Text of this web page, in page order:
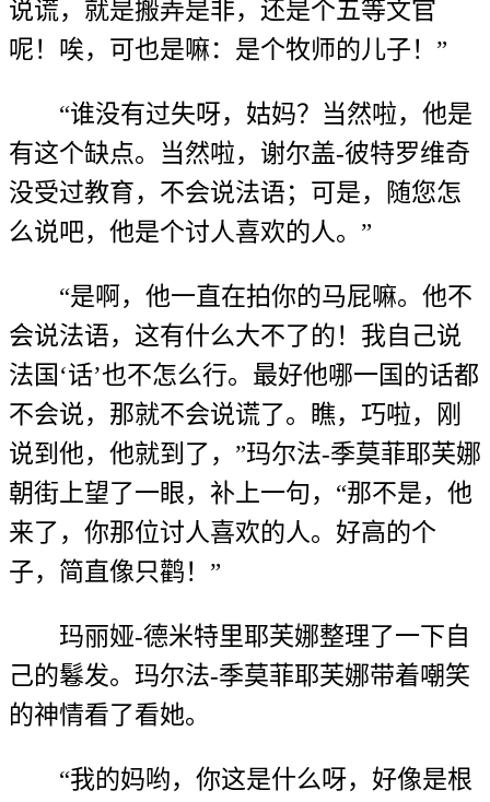
说谎，就是搬弄是非，还是个五等文官
呢！唉，可也是嘛：是个牧师的儿子！”
“谁没有过失呀，姑妈？当然啦，他是
有这个缺点。当然啦，谢尔盖-彼特罗维奇
没受过教育，不会说法语；可是，随您怎
么说吧，他是个讨人喜欢的人。”
“是啊，他一直在拍你的马屁嘛。他不
会说法语，这有什么大不了的！我自己说
法国‘话’也不怎么行。最好他哪一国的话都
不会说，那就不会说谎了。瞧，巧啦，刚
说到他，他就到了，”玛尔法-季莫菲耶芙娜
朝街上望了一眼，补上一句，“那不是，他
来了，你那位讨人喜欢的人。好高的个
子，简直像只鹳！”
玛丽娅-德米特里耶芙娜整理了一下自
己的鬈发。玛尔法-季莫菲耶芙娜带着嘲笑
的神情看了看她。
“我的妈哟，你这是什么呀，好像是根